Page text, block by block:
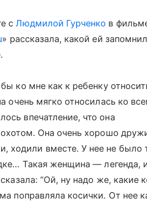
сЛюдмилой Гурченко в
» рассказала, какой ей
ко мне как к ребенку
очень мягко относилась ко
впечатление, что она
Она очень хорошо
вместе. У нее не было
Такая женщина — легенда,
“Ой, ну надо же, какие
поправляла косички. От нее